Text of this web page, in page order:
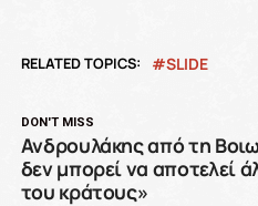
RELATED TOPICS: SLIDE
DON'T MISS
Ανδρουλάκης από τη
δεν μπορεί να αποτελεί
του κράτους»